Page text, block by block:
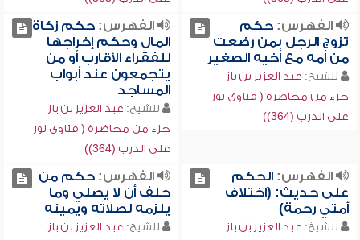
الفهرس:حكم
تزوج الرجل بمن رضعت
من أمه مع أخيه الصغير
للشيخ: عبد العزيز بن باز
جزء من محاضرة ( فتاوى نور
على الدرب (364))
الفهرس:حكم زكاة
المال وحكم إخراجها
للفقراء الأقارب أو من
يتجمعون عند أبواب
المساجد
للشيخ: عبد العزيز بن باز
جزء من محاضرة ( فتاوى نور
على الدرب (364))
الفهرس:الحكم
على حديث: (اختلاف
أمتي رحمة)
للشيخ: عبد العزيز بن باز
الفهرس:حكم من
حلف أن لا يصلي وما
يلزمه لصلاته ويمينه
للشيخ: عبد العزيز بن باز